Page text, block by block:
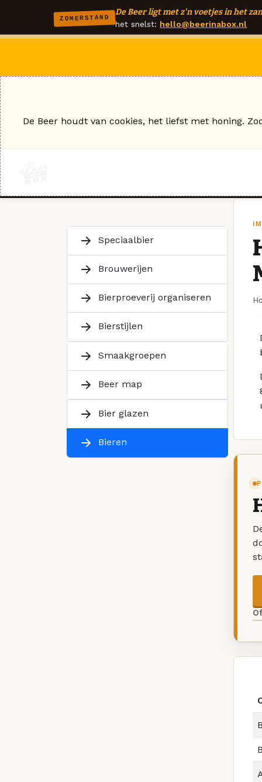
ZOMERSTAND
De Beer ligt met z'n voetjes in het
het snelst: hello@beerinabox.nl
Speciaalbier
Brouwerijen
Bierproeverij organiseren
Bierstijlen
Smaakgroepen
Beer map
Bier glazen
Bieren
De Beer houdt van cookies, het liefst met honing.